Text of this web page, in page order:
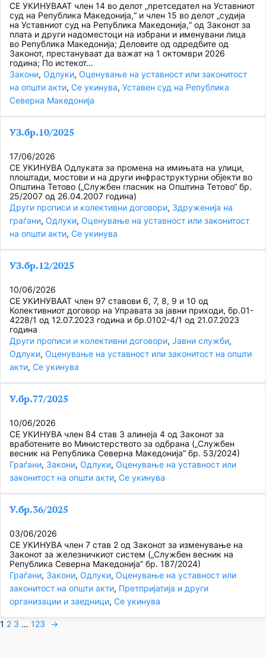
СЕ УКИНУВААТ член 14 во делот „претседател на Уставниот
суд на Република Македонија,“ и член 15 во делот „судија
на Уставниот суд на Република Македонија,“ од Законот за
плата и други надоместоци на избрани и именувани лица
во Република Македонија; Деловите од одредбите од
Законот, престануваат да важат на 1 октомври 2026
година; По истекот…
Закони, Одлуки, Оценување на уставност или законитост
на општи акти, Се укинува, Уставен суд на Република
Северна Македонија
УЗ.бр.10/2025
17/06/2026
СЕ УКИНУВА Одлуката за промена на имињата на улици,
плоштади, мостови и на други инфраструктурни објекти во
Општина Тетово („Службен гласник на Општина Тетово“ бр.
25/2007 од 26.04.2007 година)
Други прописи и колективни договори, Здруженија на
граѓани, Одлуки, Оценување на уставност или законитост
на општи акти, Се укинува
УЗ.бр.12/2025
10/06/2026
СЕ УКИНУВААТ член 97 ставови 6, 7, 8, 9 и 10 од
Колективниот договор на Управата за јавни приходи, бр.01-
4228/1 од 12.07.2023 година и бр.0102-4/1 од 21.07.2023
година
Други прописи и колективни договори, Јавни служби
Одлуки, Оценување на уставност или законитост на општи
акти, Се укинува
У.бр.77/2025
10/06/2026
СЕ УКИНУВА член 84 став 3 алинеја 4 од Законот за
вработените во Министерството за одбрана („Службен
весник на Република Северна Македонија” бр. 53/2024)
Граѓани, Закони, Одлуки, Оценување на уставност или
законитост на општи акти, Се укинува
У.бр.36/2025
03/06/2026
СЕ УКИНУВА член 7 став 2 од Законот за изменување на
Законот за железничкиот систем („Службен весник на
Република Северна Македонија” бр. 187/2024)
Граѓани, Закони, Одлуки, Оценување на уставност или
законитост на општи акти, Претпријатија и други
организации и заедници, Се укинува
1 2 3 … 123 →